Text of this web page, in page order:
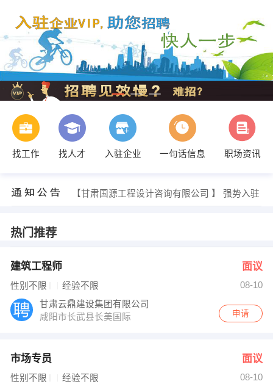
找工作 找人才 入驻企业 一句话信息 职场资讯
【甘肃国源工程设计咨询有限公司 】 强势入驻
经理 发布 [风电运维定检人员 ] 招聘信息
经理 发布 [总经理行政司机 ] 招聘信息
【甘肃国源工程设计咨询有限公司 】 强势入驻
热门推荐
建筑工程师 面议
性别不限 经验不限
08-10
甘肃云鼎建设集团有限公司
咸阳市长武县长美国际
申请
市场专员 面议
性别不限 经验不限
08-10